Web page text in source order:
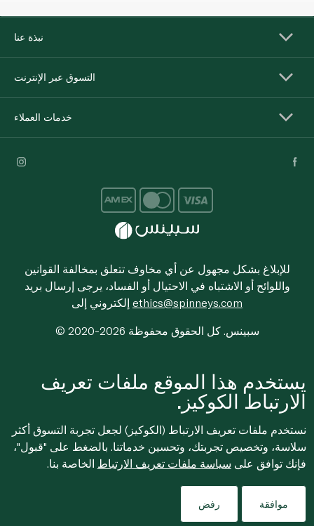
نبذة عنا
التسوق عبر الإنترنت
خدمات العملاء
للإبلاغ بشكل مجهول عن أي مخاوف تتعلق بمخالفة القوانين
واللوائح أو الاشتباه في الاحتيال أو الفساد، يرجى إرسال بريد
ethics@spinneys.com
© 2020-2026 سبينس. كل الحقوق محفوظة
يستخدم هذا الموقع ملفات تعريف
الارتباط الكوكيز.
نستخدم ملفات تعريف الارتباط (الكوكيز) لجعل تجربة التسوق أكثر
سلاسة، وتخصيص تجربتك، وتحسين خدماتنا. بالضغط على "قبول"،
فإنك توافق على سياسة ملفات تعريف الارتباط الخاصة بنا.
موافقة رفض